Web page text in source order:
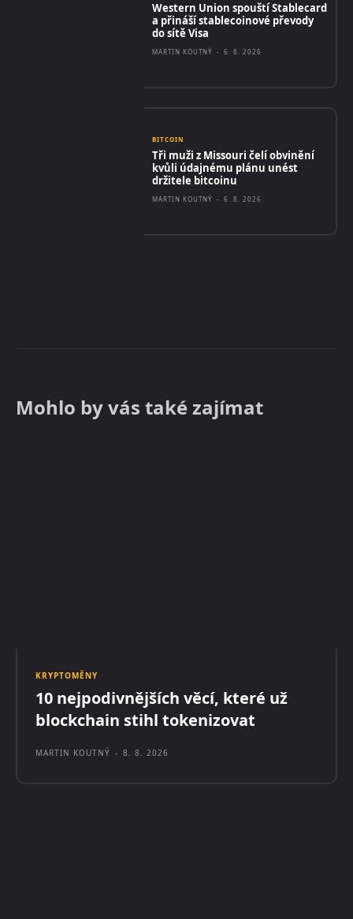
Western Union spouští Stablecard
a přináší stablecoinové převody
do sítě Visa
MARTIN KOUTNÝ - 6. 8. 2026
BITCOIN
Tři muži z Missouri čelí obvinění
kvůli údajnému plánu unést
držitele bitcoinu
MARTIN KOUTNÝ - 6. 8. 2026
Mohlo by vás také zajímat
KRYPTOMĚNY
10 nejpodivnějších věcí, které už
blockchain stihl tokenizovat
MARTIN KOUTNÝ - 8. 8. 2026